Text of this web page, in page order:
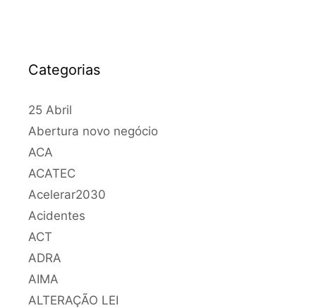
Categorias
25 Abril
Abertura novo negócio
ACA
ACATEC
Acelerar2030
Acidentes
ACT
ADRA
AIMA
ALTERAÇÃO LEI